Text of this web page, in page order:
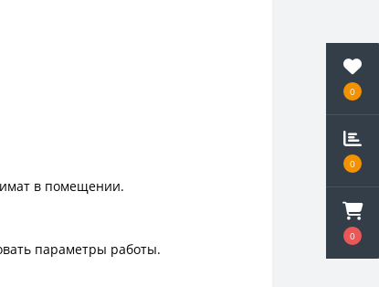
0
0
0
в помещении.
параметры работы.